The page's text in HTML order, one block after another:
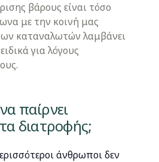
βάρους είναι τόσο
με την κοινή μας
καταναλωτών λαμβάνει
για λόγους
παίρνει
διατροφής;
άνθρωποι δεν